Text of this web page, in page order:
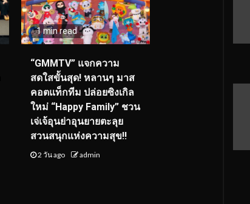
1 min read
“GMMTV” แจกความ
สดใสขั้นสุด! หลานๆ มาส
คอตแท็กทีม ปล่อยซิงเกิล
ใหม่ “Happy Family” ชวน
เจ่เจ้อุนย่าอุนยายตะลุย
สวนสนุกแห่งความสุข!!
2 วัน ago admin